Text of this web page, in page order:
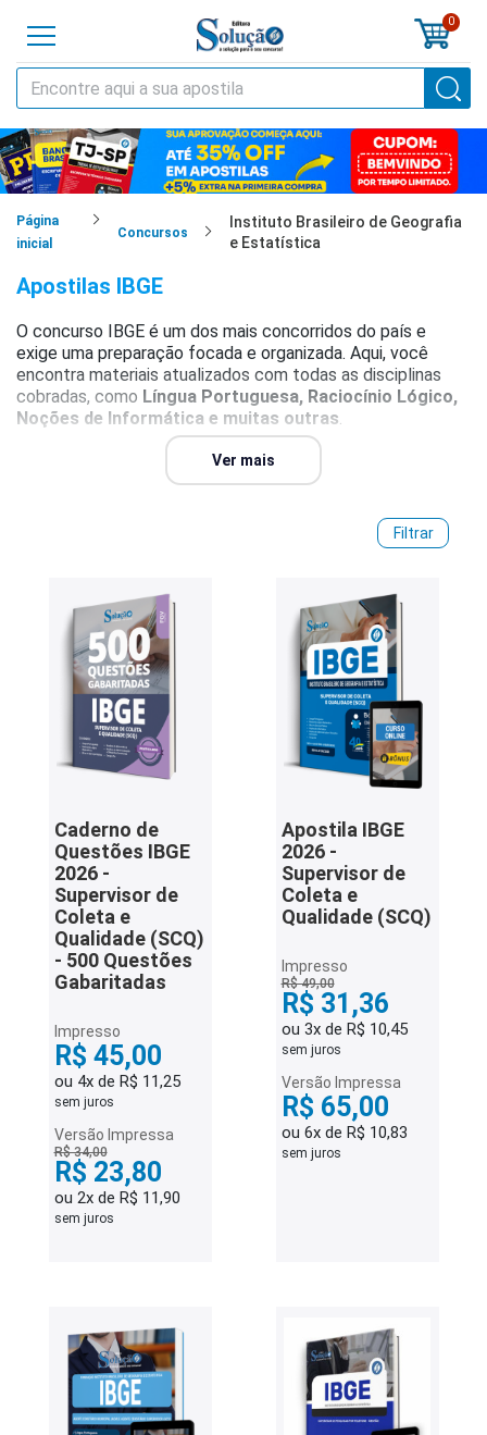
0
Página
inicial
Concursos
Instituto Brasileiro de Geografia
e Estatística
Apostilas IBGE
O concurso IBGE é um dos mais concorridos do país e
exige uma preparação focada e organizada. Aqui, você
encontra materiais atualizados com todas as disciplinas
cobradas, como Língua Portuguesa, Raciocínio Lógico,
Noções de Informática e muitas outras.
Os materiais preparatórios seguem o modelo das provas
anteriores, trazendo teoria objetiva e muitas questões para
estudar no seu ritmo, com conteúdo seguro e de qualidade.
Não perca mais tempo e comece a se preparar ainda hoje!
Para saber mais informações sobre a seleção, confira o
guia completodo concurso IBGE!
Ver mais
Filtrar
Caderno de
Questões IBGE
2026 -
Supervisor de
Coleta e
Qualidade (SCQ)
- 500 Questões
Gabaritadas
Impresso
R$ 45,00
ou 4x de R$ 11,25
sem juros
Versão Impressa
R$ 34,00
R$ 23,80
ou 2x de R$ 11,90
sem juros
Apostila IBGE
2026 -
Supervisor de
Coleta e
Qualidade (SCQ)
Impresso
R$ 49,00
R$ 31,36
ou 3x de R$ 10,45
sem juros
Versão Impressa
R$ 65,00
ou 6x de R$ 10,83
sem juros